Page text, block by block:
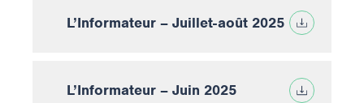
L’Informateur – Juillet-août 2025
L’Informateur – Juin 2025